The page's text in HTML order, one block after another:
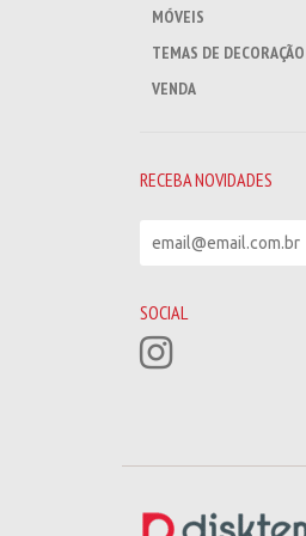
MÓVEIS
TEMAS DE DECORAÇÃO
VENDA
RECEBA NOVIDADES
e
b
a
n
d
d
SOCIAL